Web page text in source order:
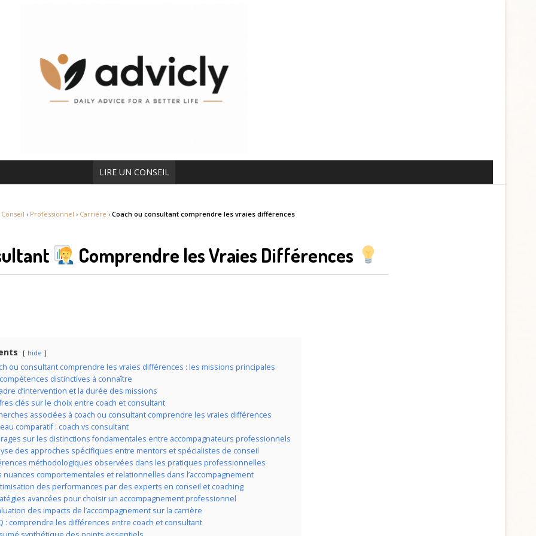
LIRE UN CONSEIL
Conseil › Professionnel › Carrière › Coach ou consultant comprendre les vraies différences
Comprendre les Vraies Différences
hide
ou consultant comprendre les vraies différences : les missions principales
distinctives à connaître
d’intervention et la durée des missions
clés sur le choix entre coach et consultant
associées à coach ou consultant comprendre les vraies différences
comparatif : coach vs consultant
sur les distinctions fondamentales entre accompagnateurs professionnels
des approches spécifiques entre mentors et spécialistes de conseil
méthodologiques observées dans les pratiques professionnelles
nuances comportementales et relationnelles dans l’accompagnement
des performances par des experts en conseil et coaching
avancées pour choisir un accompagnement professionnel
des impacts de l’accompagnement sur la carrière
: comprendre les différences entre coach et consultant